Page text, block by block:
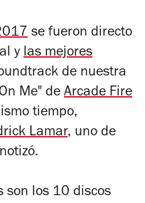
se fueron directo
y las mejores
de nuestra
Me" de Arcade Fire
tiempo,
Lamar, uno de
son los 10 discos